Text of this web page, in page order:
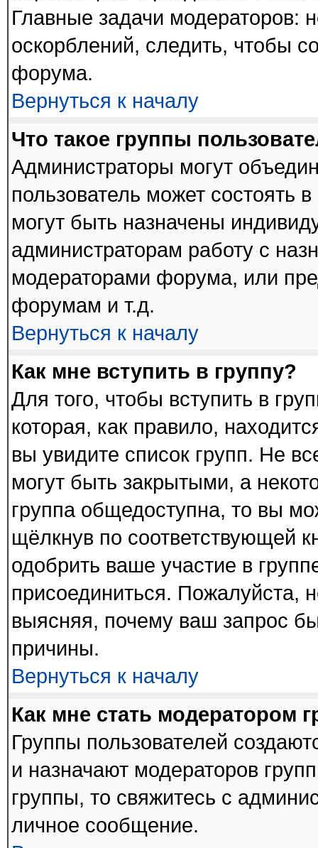
Главные задачи модераторов:
оскорблений, следить, чтобы
форума.
Вернуться к началу
Что такое группы
Администраторы могут
пользователь может состоять
могут быть назначены
администраторам работу с
модераторами форума, или
форумам и т.д.
Вернуться к началу
Как мне вступить в группу?
Для того, чтобы вступить в
которая, как правило,
вы увидите список групп. Не
могут быть закрытыми, а
группа общедоступна, то вы
щёлкнув по соответствующей
одобрить ваше участие в
присоединиться. Пожалуйста,
выясняя, почему ваш запрос
причины.
Вернуться к началу
Как мне стать модератором
Группы пользователей
и назначают модераторов
группы, то свяжитесь с
личное сообщение.